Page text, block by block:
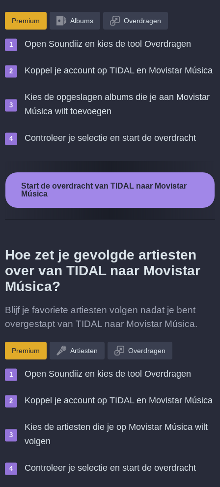
Premium Albums Overdragen
Open Soundiiz en kies de tool Overdragen
Koppel je account op TIDAL en Movistar Música
Kies de opgeslagen albums die je aan Movistar
Música wilt toevoegen
Controleer je selectie en start de overdracht
Start de overdracht van TIDAL naar Movistar
Música
Hoe zet je gevolgde artiesten
over van TIDAL naar Movistar
Música?
Blijf je favoriete artiesten volgen nadat je bent
overgestapt van TIDAL naar Movistar Música.
Premium Artiesten Overdragen
Open Soundiiz en kies de tool Overdragen
Koppel je account op TIDAL en Movistar Música
Kies de artiesten die je op Movistar Música wilt
volgen
Controleer je selectie en start de overdracht